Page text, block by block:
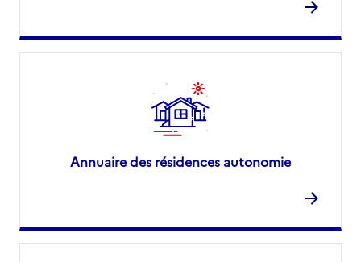
Annuaire des résidences autonomie